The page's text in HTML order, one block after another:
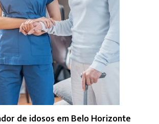
de idosos em Belo Horizonte